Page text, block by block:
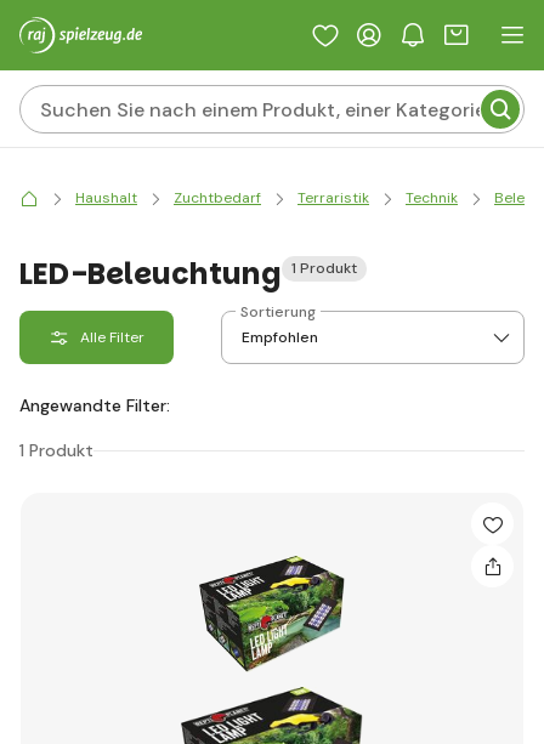
Haushalt Zuchtbedarf Terraristik Technik
LED-Beleuchtung 1 Produkt
Alle Filter
Sortierung
Angewandte Filter:
1 Produkt